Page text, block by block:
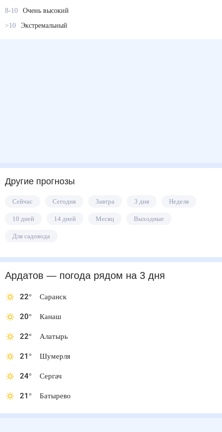
8-10
Очень высокий
>10
Экстремальный
Другие прогнозы
Сейчас Сегодня Завтра 3 дня Неделя
10 дней 14 дней Месяц Выходные
Для садовода
Ардатов — погода рядомна 3 дня
22° Саранск
20° Канаш
22° Алатырь
21° Шумерля
24° Сергач
21° Батырево